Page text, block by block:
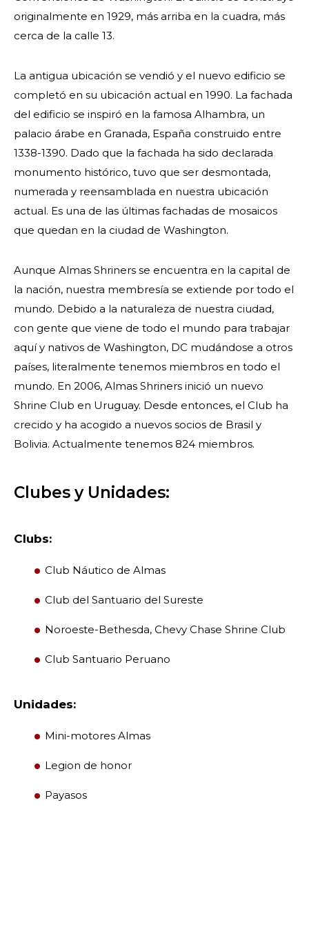
BUSCAR
NUESTRA FILANTROPÍA
LIDERAZGO
CENTRO DE MIEMBROS
WOMEN IMPACTING CARE
originalmente en 1929, más arriba en la cuadra, más
cerca de la calle 13.
La antigua ubicación se vendió y el nuevo edificio se
completó en su ubicación actual en 1990. La fachada
del edificio se inspiró en la famosa Alhambra, un
palacio árabe en Granada, España construido entre
1338-1390. Dado que la fachada ha sido declarada
monumento histórico, tuvo que ser desmontada,
numerada y reensamblada en nuestra ubicación
actual. Es una de las últimas fachadas de mosaicos
que quedan en la ciudad de Washington.
Aunque Almas Shriners se encuentra en la capital de
la nación, nuestra membresía se extiende por todo el
mundo. Debido a la naturaleza de nuestra ciudad,
con gente que viene de todo el mundo para trabajar
aquí y nativos de Washington, DC mudándose a otros
países, literalmente tenemos miembros en todo el
mundo. En 2006, Almas Shriners inició un nuevo
Shrine Club en Uruguay. Desde entonces, el Club ha
crecido y ha acogido a nuevos socios de Brasil y
Bolivia. Actualmente tenemos 824 miembros.
Clubes y Unidades:
Clubs:
Club Náutico de Almas
Club del Santuario del Sureste
Noroeste-Bethesda, Chevy Chase Shrine Club
Club Santuario Peruano
Unidades:
Mini-motores Almas
Legion de honor
Payasos